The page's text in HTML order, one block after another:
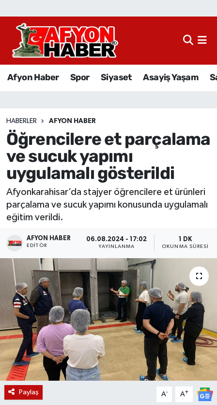
Afyon Haber Spor Siyaset Asayiş Yaşam
HABERLER AFYON HABER
Öğrencilere et parçalama
ve sucuk yapımı
uygulamalı gösterildi
Afyonkarahisar’da stajyer öğrencilere et ürünleri
parçalama ve sucuk yapımı konusunda uygulamalı
eğitim verildi.
AFYON HABER
EDITÖR
06.08.2024 - 17:02
YAYINLANMA
1 DK
OKUNMA SÜRESI
Paylaş A- A+
Afyon Haber
Sağlık
Eğitim
Sivil Toplum
Ekonomi
Magazin
Etkinlikler